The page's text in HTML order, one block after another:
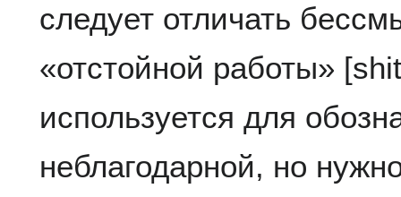
следует отличать
«отстойной работы»
используется для
неблагодарной, но